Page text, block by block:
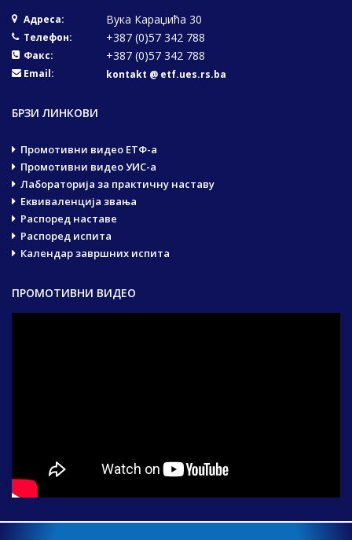
Адреса: Вука Караџића 30
Телефон: +387 (0)57 342 788
Факс: +387 (0)57 342 788
Email: kontakt @ etf.ues.rs.ba
БРЗИ ЛИНКОВИ
Промотивни видео ЕТФ-а
Промотивни видео УИС-а
Лабораторија за практичну наставу
Еквиваленција звања
Распоред наставе
Распоред испита
Календар завршних испита
ПРОМОТИВНИ ВИДЕО